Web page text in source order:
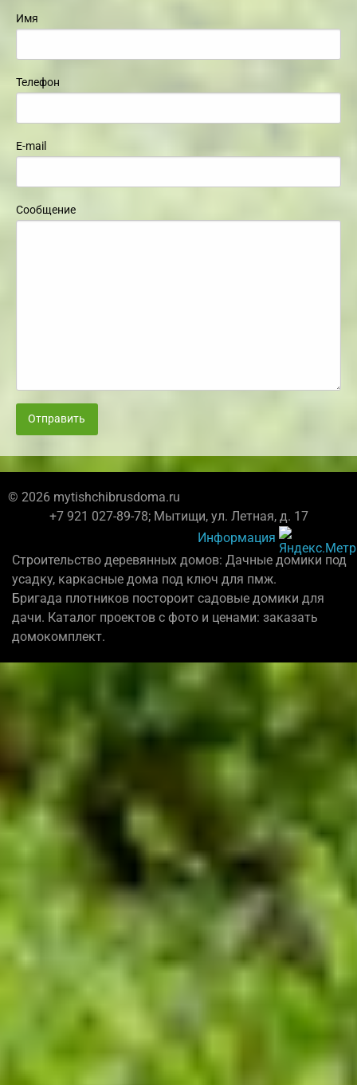
Имя
Телефон
E-mail
Сообщение
Отправить
© 2026 mytishchibrusdoma.ru
+7 921 027-89-78; Мытищи, ул. Летная, д. 17
Информация
Строительство деревянных домов: Дачные домики под
усадку, каркасные дома под ключ для пмж.
Бригада плотников постороит садовые домики для
дачи. Каталог проектов с фото и ценами: заказать
домокомплект.